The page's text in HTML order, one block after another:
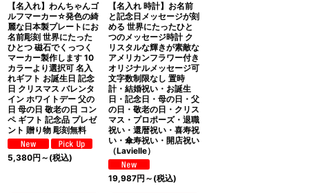
【名入れ】わんちゃんゴ
ルフマーカー☆発色の綺
麗な日本製プレートにお
名前彫刻 世界にたった
ひとつ 磁石でくっつく
マーカー製作します 10
カラーより選択可 名入
れギフト お誕生日 記念
日 クリスマス バレンタ
イン ホワイトデー 父の
日 母の日 敬老の日 コン
ペ ギフト 記念品 プレゼ
ント 贈り物 彫刻無料
5,380円 ～ (税込)
【名入れ 時計】お名前
と記念日メッセージが刻
める 世界にたったひと
つのメッセージ時計 ク
リスタルな輝きが素敵な
アメリカンフラワー付き
オリジナルメッセージ可
文字数制限なし 置時
計・結婚祝い・お誕生
日・記念日・母の日・父
の日・敬老の日・クリス
マス・プロポーズ・退職
祝い・還暦祝い・喜寿祝
い・傘寿祝い・開店祝い
（Lavielle）
19,987円 ～ (税込)